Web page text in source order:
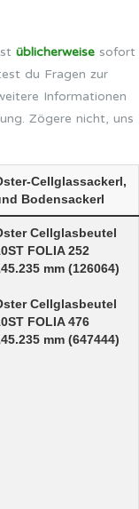
üblicherweise sofort
du Fragen zur
Informationen
Zögere nicht, uns
Cellglassackerl,
Bodensackerl
Cellglasbeutel
FOLIA 252
mm (126064)
Cellglasbeutel
FOLIA 476
mm (647444)